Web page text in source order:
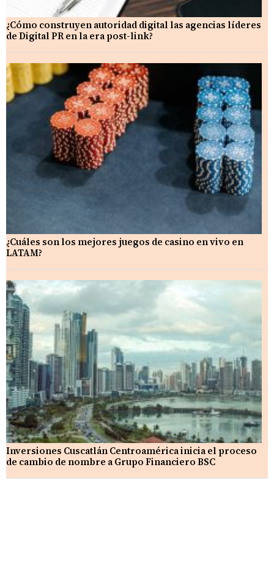
¿Cómo construyen autoridad digital las agencias líderes
de Digital PR en la era post-link?
¿Cuáles son los mejores juegos de casino en vivo en
LATAM?
Inversiones Cuscatlán Centroamérica inicia el proceso
de cambio de nombre a Grupo Financiero BSC